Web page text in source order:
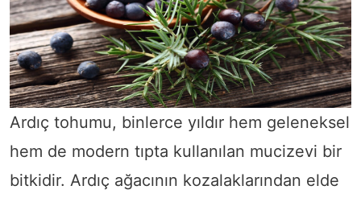
Ardıç tohumu, binlerce yıldır hem geleneksel
hem de modern tıpta kullanılan mucizevi bir
bitkidir. Ardıç ağacının kozalaklarından elde